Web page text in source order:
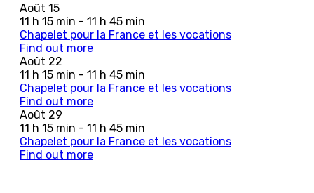
Août 15
11 h 15 min - 11 h 45 min
Chapelet pour la France et les vocations
Find out more
Août 22
11 h 15 min - 11 h 45 min
Chapelet pour la France et les vocations
Find out more
Août 29
11 h 15 min - 11 h 45 min
Chapelet pour la France et les vocations
Find out more